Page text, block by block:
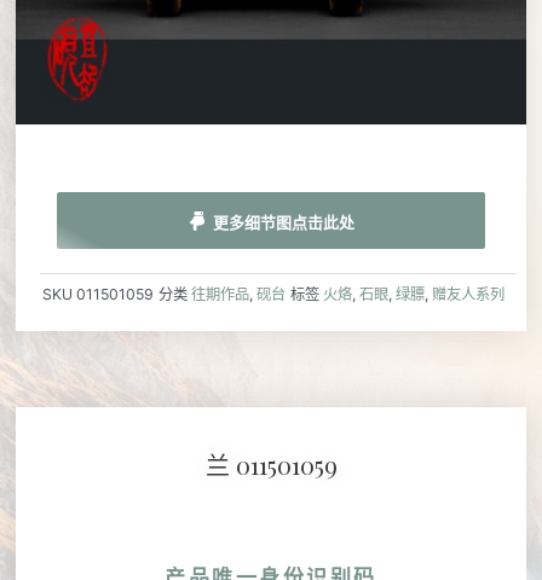
更多细节图点击此处
SKU 011501059 分类 往期作品,砚台 标签 火烙,石眼,绿膘, 赠友人系列
兰 011501059